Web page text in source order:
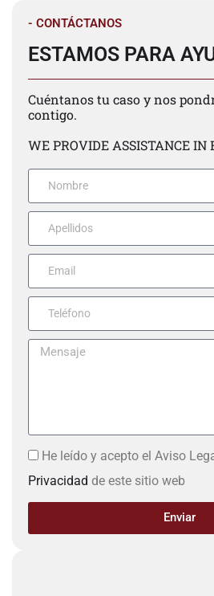
- CONTÁCTANOS
ESTAMOS PARA
Cuéntanos tu caso y nos
contigo.
WE PROVIDE ASSISTANCE IN
He leído y acepto el Aviso
Privacidad de este sitio web
Enviar